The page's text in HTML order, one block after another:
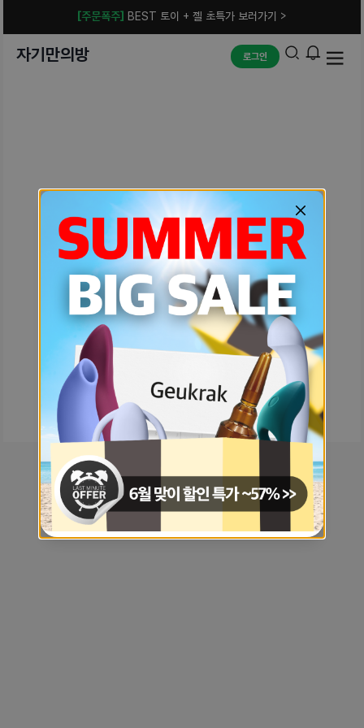
[주문폭주] BEST 토이 + 젤 초특가 보러가기 >
자기만의방 로그인
예상치 못한 에러입니다.